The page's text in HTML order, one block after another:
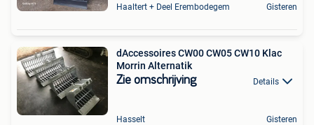
Haaltert + Deel Erembodegem Gisteren
dAccessoires CW00 CW05 CW10 Klac
Morrin Alternatik
Zie omschrijving Details
Hasselt Gisteren